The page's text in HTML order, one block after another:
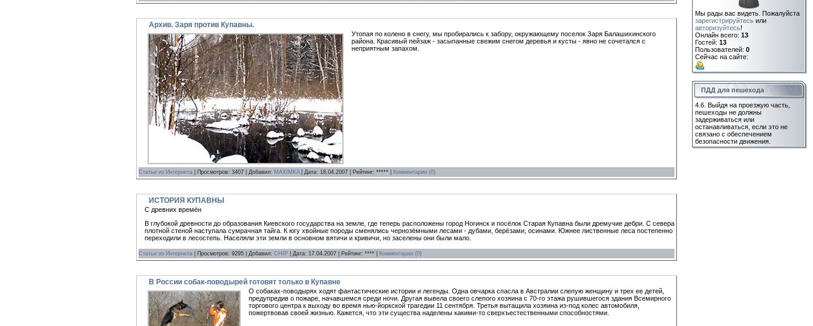
Архив. Заря против Купавны.
Утопая по колено в снегу, мы пробирались к забору, окружающему поселок Заря Балашихинского
района. Красивый пейзаж - засыпанные свежим снегом деревья и кусты - явно не сочетался с
неприятным запахом.
Статьи из Интернета | Просмотров: 3407 | Добавил: MAXIMKA| Дата: 18.04.2007 | Рейтинг: ***** | Комментарии (0)
ИСТОРИЯ КУПАВНЫ
С древних времён
В глубокой древности до образования Киевского государства на земле, где теперь расположены город Ногинск и посёлок Старая Купавна были дремучие дебри. С севера
плотной стеной наступала сумрачная тайга. К югу хвойные породы сменялись чернозёмными лесами - дубами, берёзами, осинами. Южнее лиственные леса постепенно
переходили в лесостепь. Населяли эти земли в основном вятичи и кривичи, но заселены они были мало.
Статьи из Интернета | Просмотров: 9295 | Добавил: CHIP | Дата: 17.04.2007 | Рейтинг: **** | Комментарии (0)
В России собак-поводырей готовят только в Купавне
О собаках-поводырях ходят фантастические истории и легенды. Одна овчарка спасла в Австралии слепую женщину и трех ее детей,
предупредив о пожаре, начавшемся среди ночи. Другая вывела своего слепого хозяина с 70-го этажа рушившегося здания Всемирного
торгового центра к выходу во время нью-йоркской трагедии 11 сентября. Третья вытащила хозяина из-под колес автомобиля,
пожертвовав своей жизнью. Кажется, что эти существа наделены какими-то сверхъестественными способностями.
Мы рады вас видеть. Пожалуйста
зарегистрируйтесь или
авторизуйтесь!
Онлайн всего: 13
Гостей: 13
Пользователей: 0
Сейчас на сайте:
ПДД для пешехода
4.6. Выйдя на проезжую часть,
пешеходы не должны
задерживаться или
останавливаться, если это не
связано с обеспечением
безопасности движения.